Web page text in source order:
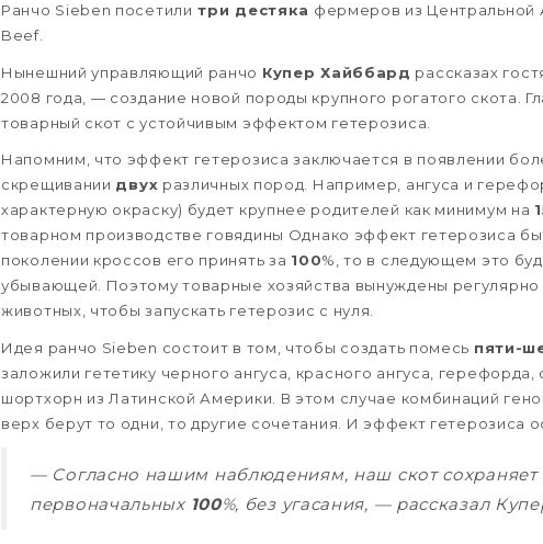
Ранчо Sieben посетили три дестяка фермеров из Центральной
Beef.
Нынешний управляющий ранчо Купер Хайббард рассказах
2008 года, — создание новой породы крупного рогатого скота.
товарный скот с устойчивым эффектом гетерозиса.
Напомним, что эффект гетерозиса заключается в появлении
скрещивании двух различных пород. Например, ангуса и
характерную окраску) будет крупнее родителей как минимум на
товарном производстве говядины Однако эффект гетерозиса
поколении кроссов его принять за 100%, то в следующем это
убывающей. Поэтому товарные хозяйства вынуждены
животных, чтобы запускать гетерозис с нуля.
Идея ранчо Sieben состоит в том, чтобы создать помесь пяти-
заложили гететику черного ангуса, красного ангуса,
шортхорн из Латинской Америки. В этом случае комбинаций
верх берут то одни, то другие сочетания. И эффект гетерозиса
— Согласно нашим наблюдениям, наш скот сохраняет
первоначальных 100%, без угасания, — рассказал